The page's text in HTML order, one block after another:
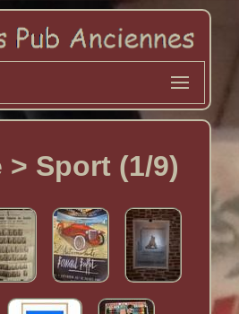
> Sport (1/9)